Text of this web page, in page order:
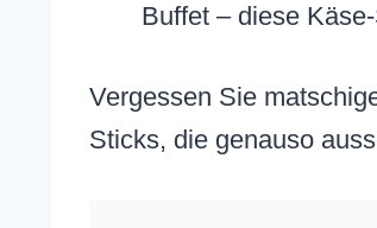
Buffet – diese
Vergessen Sie
Sticks, die genauso